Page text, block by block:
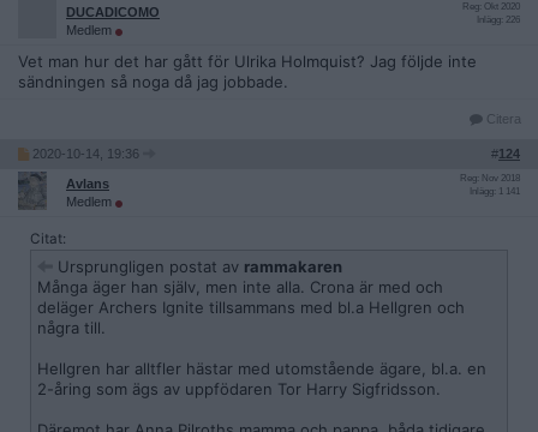
DUCADICOMO
Medlem
Reg: Okt 2020
Inlägg: 226
Vet man hur det har gått för Ulrika Holmquist? Jag följde inte
sändningen så noga då jag jobbade.
Citera
2020-10-14, 19:36 #124
Avlans
Medlem
Reg: Nov 2018
Inlägg: 1 141
Citat:
Ursprungligen postat av rammakaren
Många äger han själv, men inte alla. Crona är med och
deläger Archers Ignite tillsammans med bl.a Hellgren och
några till.
Hellgren har alltfler hästar med utomstående ägare, bl.a. en
2-åring som ägs av uppfödaren Tor Harry Sigfridsson.